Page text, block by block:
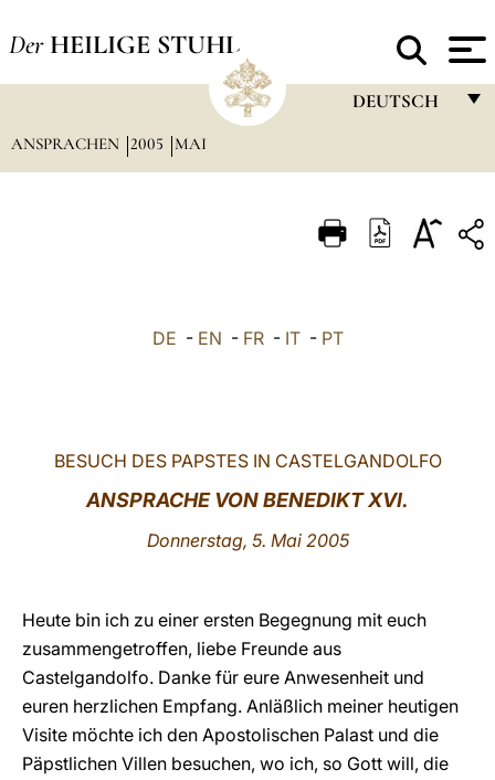
Der HEILIGE STUHL
DEUTSCH
ITALIANO
中文
ANSPRACHEN 2005 MAI
DE - EN - FR- IT- PT
BESUCH DES PAPSTES IN CASTELGANDOLFO
ANSPRACHE VONBENEDIKT XVI.
Donnerstag, 5. Mai 2005
Heute bin ich zu einer ersten Begegnung mit euch
zusammengetroffen, liebe Freunde aus
Castelgandolfo. Danke für eure Anwesenheit und
euren herzlichen Empfang. Anläßlich meiner heutigen
Visite möchte ich den Apostolischen Palast und die
Päpstlichen Villen besuchen, wo ich, so Gott will, die